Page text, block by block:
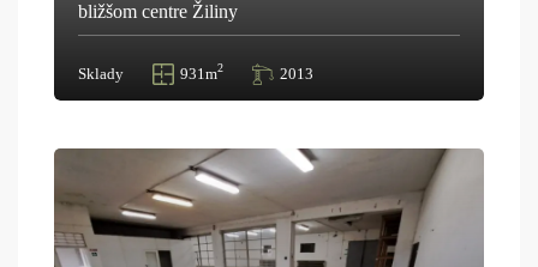
bližšom centre Žiliny
Sklady 931m2 2013